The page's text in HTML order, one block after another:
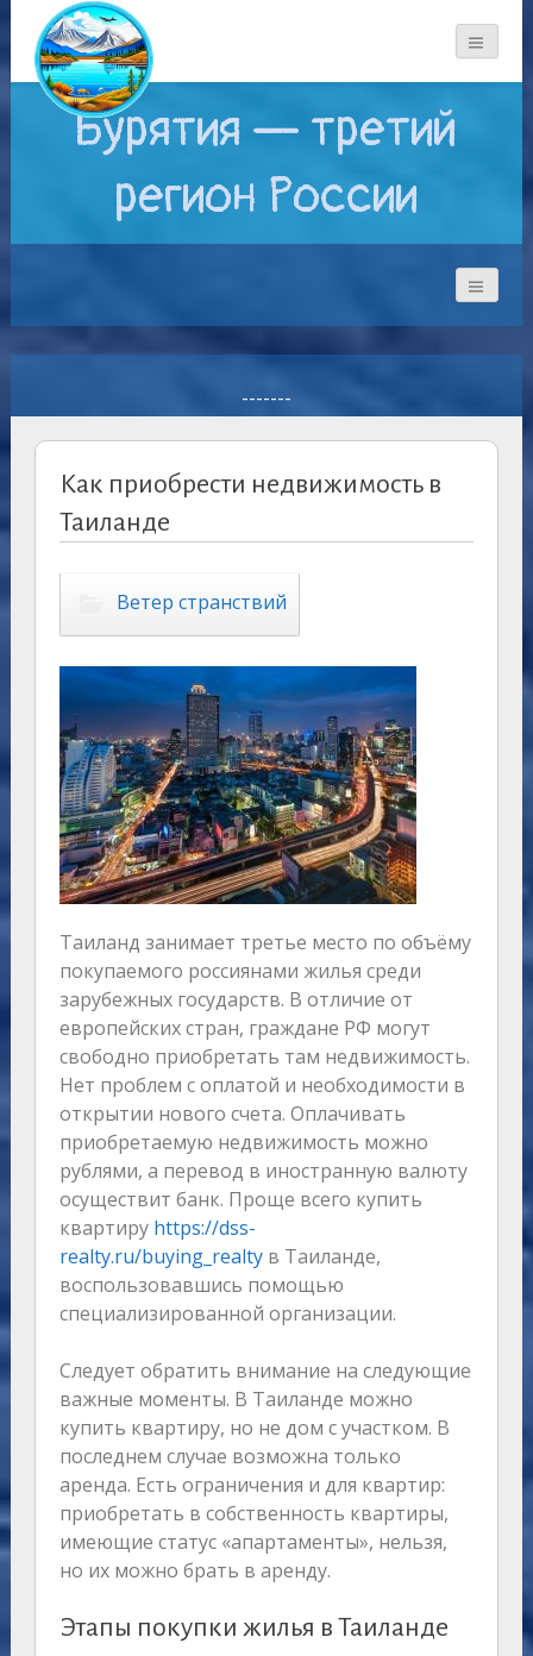
Бурятия — третий
регион России
-------
Как приобрести недвижимость в
Таиланде
Ветер странствий
Таиланд занимает третье место по объёму
покупаемого россиянами жилья среди
зарубежных государств. В отличие от
европейских стран, граждане РФ могут
свободно приобретать там недвижимость.
Нет проблем с оплатой и необходимости в
открытии нового счета. Оплачивать
приобретаемую недвижимость можно
рублями, а перевод в иностранную валюту
осуществит банк. Проще всего купить
квартиру https://dss-
realty.ru/buying_realtyв Таиланде,
воспользовавшись помощью
специализированной организации.
Следует обратить внимание на следующие
важные моменты. В Таиланде можно
купить квартиру, но не дом с участком. В
последнем случае возможна только
аренда. Есть ограничения и для квартир:
приобретать в собственность квартиры,
имеющие статус «апартаменты», нельзя,
но их можно брать в аренду.
Этапы покупки жилья в Таиланде